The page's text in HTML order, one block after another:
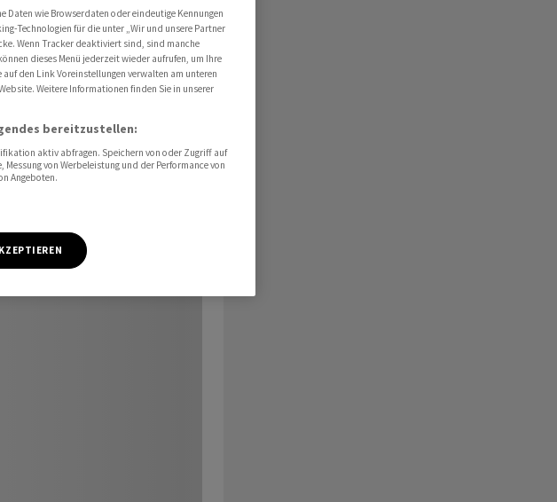
Daten wie Browserdaten oder eindeutige Kennungen
Technologien für die unter „Wir und unsere Partner
Wenn Tracker deaktiviert sind, sind manche
dieses Menü jederzeit wieder aufrufen, um Ihre
den Link Voreinstellungen verwalten am unteren
Weitere Informationen finden Sie in unserer
bereitzustellen:
aktiv abfragen. Speichern von oder Zugriff auf
von Werbeleistung und der Performance von
Angeboten.